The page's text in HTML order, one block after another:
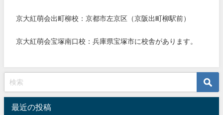
京大紅萌会出町柳校：京都市左京区（京阪出町柳駅前）
京大紅萌会宝塚南口校：兵庫県宝塚市に校舎があります。
最近の投稿